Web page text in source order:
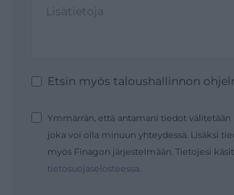
Etsin myös taloushallinnon
Ymmärrän, että antamani tiedot
joka voi olla minuun yhteydessä. Lisäksi
myös Finagon järjestelmään. Tietojesi
tietosuojaselosteessa .